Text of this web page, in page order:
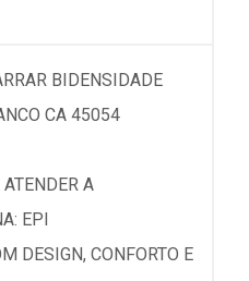
BIDENSIDADE
CA 45054
A
EPI
DESIGN, CONFORTO E